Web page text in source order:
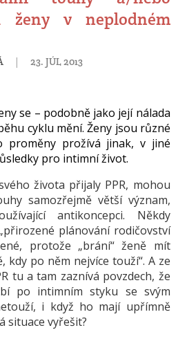
ženy v neplodném
|23. JÚL 2013
se – podobně jako její nálada
cyklu mění. Ženy jsou různé
proměny prožívá jinak, v jiné
pro intimní život.
života přijaly PPR, mohou
samozřejmě větší význam,
antikoncepci. Někdy
plánování rodičovství
protože „brání“ ženě mít
kdy po něm nejvíce touží“. A ze
tu a tam zaznívá povzdech, že
po intimním styku se svým
i když ho mají upřímně
situace vyřešit?